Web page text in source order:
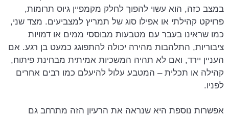
במצב כזה, הוא עשוי להפוך לחלק מקמפיין גיוס תרומות,
פרויקט קהילתי או אפילו סוג של תמריץ למצביעים. מצד שני,
כמו שראינו בעבר עם מטבעות מבוססי ממים או דמויות
ציבוריות, התלהבות מהירה יכולה להתפוגג כמעט בן רגע. אם
העניין יירד, ואם לא תהיה המשכיות אמיתית מבחינת פיתוח,
קהילה או תכלית – המטבע עלול להיעלם כמו רבים אחרים
לפניו.
אפשרות נוספת היא שנראה את הרעיון הזה מתרחב גם